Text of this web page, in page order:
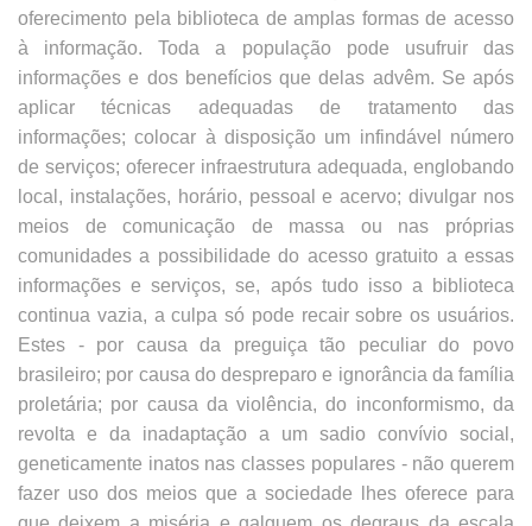
oferecimento pela biblioteca de amplas formas de acesso
à informação. Toda a população pode usufruir das
informações e dos benefícios que delas advêm. Se após
aplicar técnicas adequadas de tratamento das
informações; colocar à disposição um infindável número
de serviços; oferecer infraestrutura adequada, englobando
local, instalações, horário, pessoal e acervo; divulgar nos
meios de comunicação de massa ou nas próprias
comunidades a possibilidade do acesso gratuito a essas
informações e serviços, se, após tudo isso a biblioteca
continua vazia, a culpa só pode recair sobre os usuários.
Estes - por causa da preguiça tão peculiar do povo
brasileiro; por causa do despreparo e ignorância da família
proletária; por causa da violência, do inconformismo, da
revolta e da inadaptação a um sadio convívio social,
geneticamente inatos nas classes populares - não querem
fazer uso dos meios que a sociedade lhes oferece para